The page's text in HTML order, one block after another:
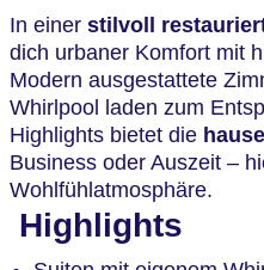
In einer stilvoll
dich urbaner Komfort mit
Modern ausgestattete
Whirlpool laden zum
Highlights bietet die
Business oder Auszeit –
Wohlfühlatmosphäre.
Highlights